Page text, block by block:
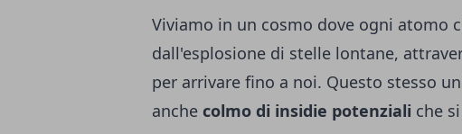
Viviamo in un cosmo dove ogni atomo
dall'esplosione di stelle lontane,
per arrivare fino a noi. Questo stesso
anche colmo di insidie potenziali che